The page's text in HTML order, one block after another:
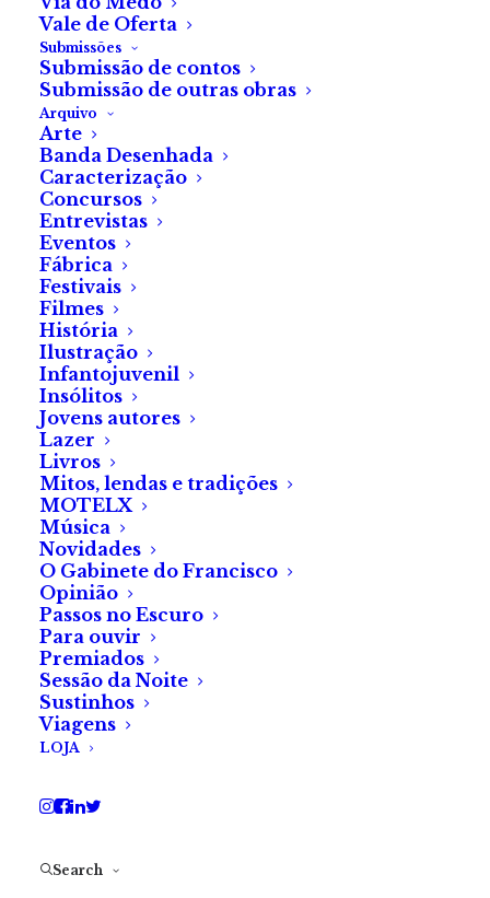
Vale de Oferta
Submissões
Submissão de contos
Submissão de outras obras
Arquivo
Arte
Banda Desenhada
Caracterização
Concursos
Entrevistas
Eventos
Fábrica
Festivais
Filmes
História
Ilustração
Infantojuvenil
Insólitos
Jovens autores
Lazer
Livros
Mitos, lendas e tradições
MOTELX
Música
Novidades
O Gabinete do Francisco
Opinião
Passos no Escuro
Para ouvir
Premiados
Sessão da Noite
Sustinhos
Viagens
LOJA
Search
Três
De JP Félix da Costa
Três badaladas na torre da igreja.
Tantas quantas as suas vítimas. Era chegada a hora.
Três os guardas que o vêm buscar. Três os degraus
para o cadafalso.
A corda tensiona. O pescoço estala. O corpo
suspenso oscila.
Sentença executada no terceiro dia do mês de Março
de 1833.
Três os cangalheiros que o retiram e levam. Três os
mortos com quem partilha a morgue.
Três badaladas na torre da igreja.